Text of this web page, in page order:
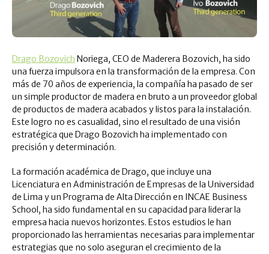
Drago Bozovich Noriega, CEO de Maderera Bozovich, ha sido
una fuerza impulsora en la transformación de la empresa. Con
más de 70 años de experiencia, la compañía ha pasado de ser
un simple productor de madera en bruto a un proveedor global
de productos de madera acabados y listos para la instalación.
Este logro no es casualidad, sino el resultado de una visión
estratégica que Drago Bozovich ha implementado con
precisión y determinación.
La formación académica de Drago, que incluye una
Licenciatura en Administración de Empresas de la Universidad
de Lima y un Programa de Alta Dirección en INCAE Business
School, ha sido fundamental en su capacidad para liderar la
empresa hacia nuevos horizontes. Estos estudios le han
proporcionado las herramientas necesarias para implementar
estrategias que no solo aseguran el crecimiento de la